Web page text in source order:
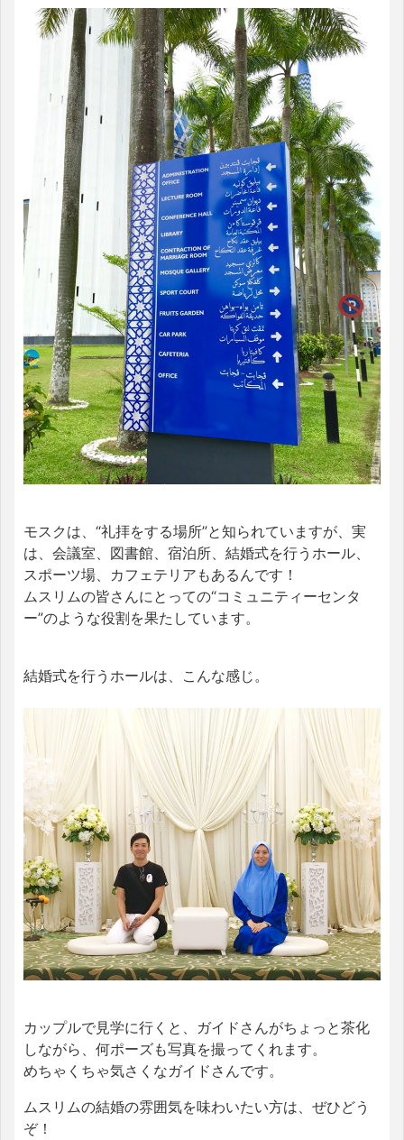
モスクは、“礼拝をする場所”と知られていますが、実
は、会議室、図書館、宿泊所、結婚式を行うホール、
スポーツ場、カフェテリアもあるんです！
ムスリムの皆さんにとっての“コミュニティーセンタ
ー”のような役割を果たしています。
結婚式を行うホールは、こんな感じ。
カップルで見学に行くと、ガイドさんがちょっと茶化
しながら、何ポーズも写真を撮ってくれます。
めちゃくちゃ気さくなガイドさんです。
ムスリムの結婚の雰囲気を味わいたい方は、ぜひどう
ぞ！